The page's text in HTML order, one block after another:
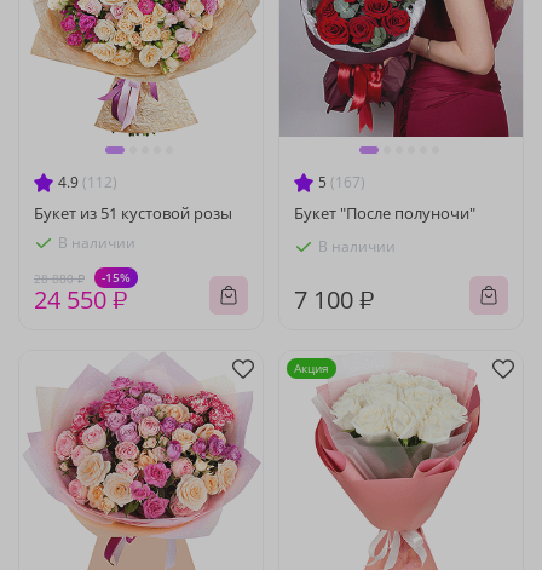
4.9 (112)
Букет из 51 кустовой розы
В наличии
28 880 ₽ -15%
24 550 ₽
5 (167)
Букет "После полуночи"
В наличии
7 100 ₽
Акция